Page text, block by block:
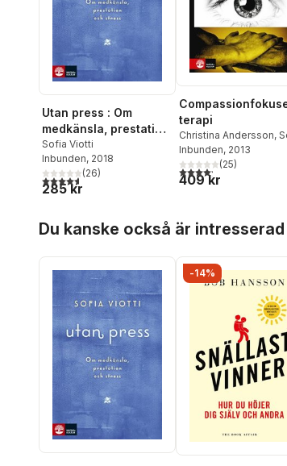
Utan press : Om
medkänsla, prestation
och stress
Sofia Viotti
Inbunden, 2018
4,6utav 5 stjärnor. Totalt antal röster:
(26)
285 kr
terapi
Christina Andersson,
Viotti
Inbunden, 2013
4,2utav 5 stjärnor.
(25)
409 kr
Du kanske också är
-14%